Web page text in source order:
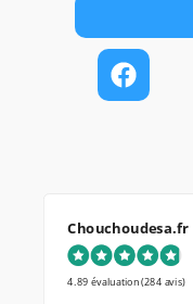
Chouchoudesa.fr
4.89 évaluation(284 avis)